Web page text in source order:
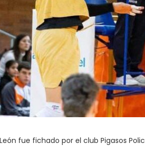
fue fichado por el club Pigasos